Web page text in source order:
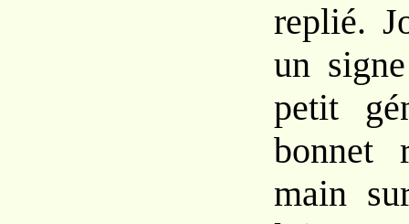
replié.
un
petit
bonnet
main